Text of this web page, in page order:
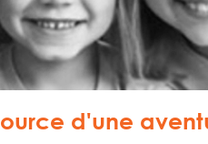
d'une